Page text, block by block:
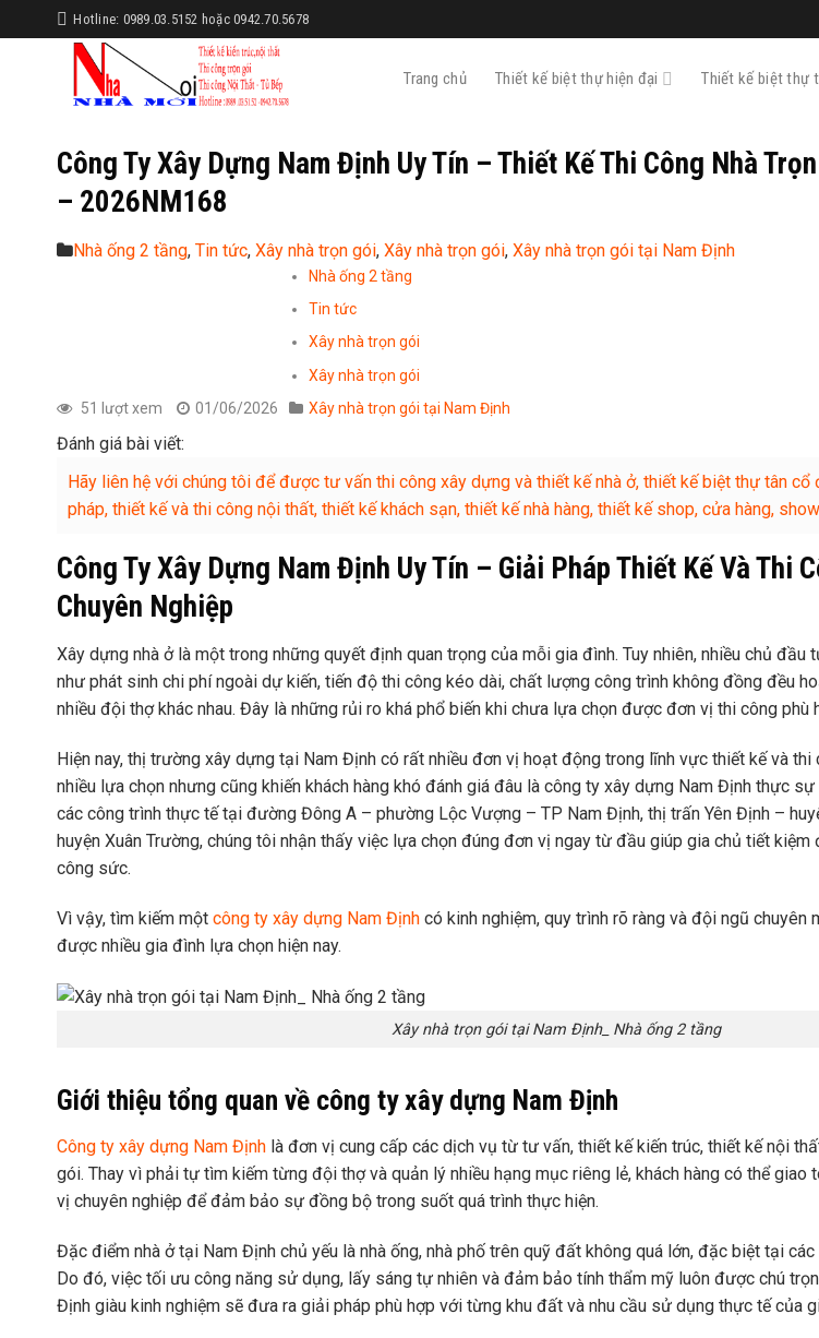
to
Hotline: 0989.03.5152 hoặc 0942.70.5678
Trang chủ Thiết kế biệt thự hiện đại Thiết kế biệt thự
Công Ty Xây Dựng Nam Định Uy Tín – Thiết Kế Thi Công Nhà
– 2026NM168
Nhà ống 2 tầng, Tin tức, Xây nhà trọn gói, Xây nhà trọn gói, Xây nhà trọn gói tại Nam Định
51 lượt xem 01/06/2026
Nhà ống 2 tầng
Tin tức
Xây nhà trọn gói
Xây nhà trọn gói
Xây nhà trọn gói tại Nam Định
Đánh giá bài viết:
Hãy liên hệ với chúng tôi để được tư vấn thi công xây dựng và thiết kế nhà ở, thiết kế biệt thự tân cổ
pháp, thiết kế và thi công nội thất, thiết kế khách sạn, thiết kế nhà hàng, thiết kế shop, cửa hàng,
Công Ty Xây Dựng Nam Định Uy Tín – Giải Pháp Thiết Kế Và Thi
Chuyên Nghiệp
Xây dựng nhà ở là một trong những quyết định quan trọng của mỗi gia đình. Tuy nhiên, nhiều chủ
như phát sinh chi phí ngoài dự kiến, tiến độ thi công kéo dài, chất lượng công trình không đồng đều
nhiều đội thợ khác nhau. Đây là những rủi ro khá phổ biến khi chưa lựa chọn được đơn vị thi công phù
Hiện nay, thị trường xây dựng tại Nam Định có rất nhiều đơn vị hoạt động trong lĩnh vực thiết kế và thi
nhiều lựa chọn nhưng cũng khiến khách hàng khó đánh giá đâu là công ty xây dựng Nam Định thực sự
các công trình thực tế tại đường Đông A – phường Lộc Vượng – TP Nam Định, thị trấn Yên Định –
huyện Xuân Trường, chúng tôi nhận thấy việc lựa chọn đúng đơn vị ngay từ đầu giúp gia chủ tiết kiệm
công sức.
Vì vậy, tìm kiếm một công ty xây dựng Nam Định có kinh nghiệm, quy trình rõ ràng và đội ngũ chuyên
được nhiều gia đình lựa chọn hiện nay.
Xây nhà trọn gói tại Nam Định_ Nhà ống 2 tầng
Giới thiệu tổng quan về công ty xây dựng Nam Định
Công ty xây dựng Nam Định là đơn vị cung cấp các dịch vụ từ tư vấn, thiết kế kiến trúc, thiết kế nội
gói. Thay vì phải tự tìm kiếm từng đội thợ và quản lý nhiều hạng mục riêng lẻ, khách hàng có thể giao
vị chuyên nghiệp để đảm bảo sự đồng bộ trong suốt quá trình thực hiện.
Đặc điểm nhà ở tại Nam Định chủ yếu là nhà ống, nhà phố trên quỹ đất không quá lớn, đặc biệt tại
Do đó, việc tối ưu công năng sử dụng, lấy sáng tự nhiên và đảm bảo tính thẩm mỹ luôn được chú
Định giàu kinh nghiệm sẽ đưa ra giải pháp phù hợp với từng khu đất và nhu cầu sử dụng thực tế của